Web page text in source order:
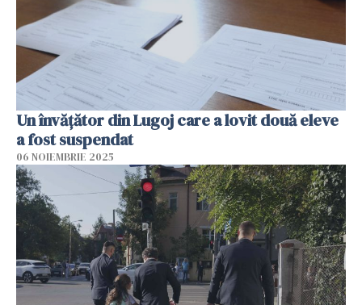
Un învățător din Lugoj care a lovit două eleve
a fost suspendat
06 NOIEMBRIE 2025